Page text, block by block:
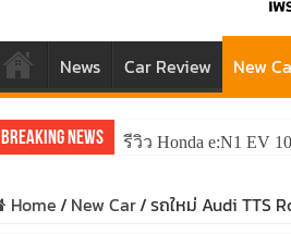
News Car Review New
Breaking News รีวิว Honda e:N1 EV
รีวิว ลองขับ All New
Home/ New Car/รถใหม่ Audi TTS